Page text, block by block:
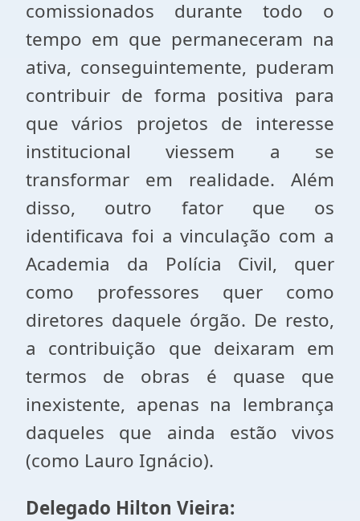
comissionados durante todo o
tempo em que permaneceram na
ativa, conseguintemente, puderam
contribuir de forma positiva para
que vários projetos de interesse
institucional viessem a se
transformar em realidade. Além
disso, outro fator que os
identificava foi a vinculação com a
Academia da Polícia Civil, quer
como professores quer como
diretores daquele órgão. De resto,
a contribuição que deixaram em
termos de obras é quase que
inexistente, apenas na lembrança
daqueles que ainda estão vivos
(como Lauro Ignácio).
Delegado Hilton Vieira: